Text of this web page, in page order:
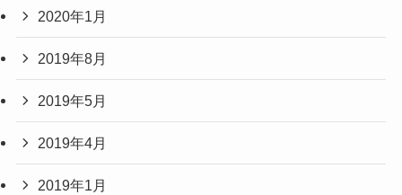
2020年1月
2019年8月
2019年5月
2019年4月
2019年1月